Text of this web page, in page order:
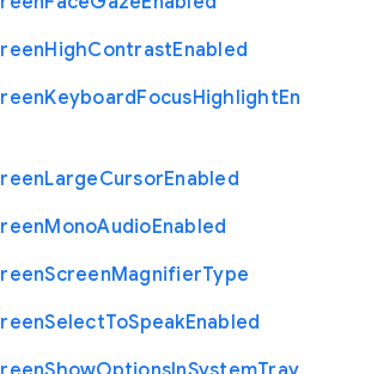
HighContrastEnabled
KeyboardFocusHighlightEn
LargeCursorEnabled
MonoAudioEnabled
ScreenMagnifierType
SelectToSpeakEnabled